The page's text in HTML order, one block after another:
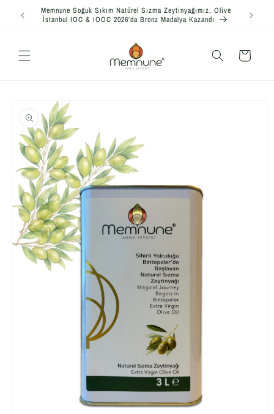
İçeriğe
atla
Memnune Soğuk Sıkım Natürel Sızma Zeytinyağımız, Olive
İstanbul IOC & IOOC 2026'da Bronz Madalya Kazandı
2024
Sepet
bilgisine
atla